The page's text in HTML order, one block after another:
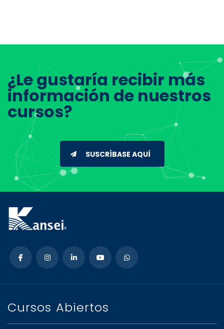
¿Le gustaría recibir más
información de nuestros
cursos?
SUSCRÍBASE AQUÍ
Cursos Abiertos